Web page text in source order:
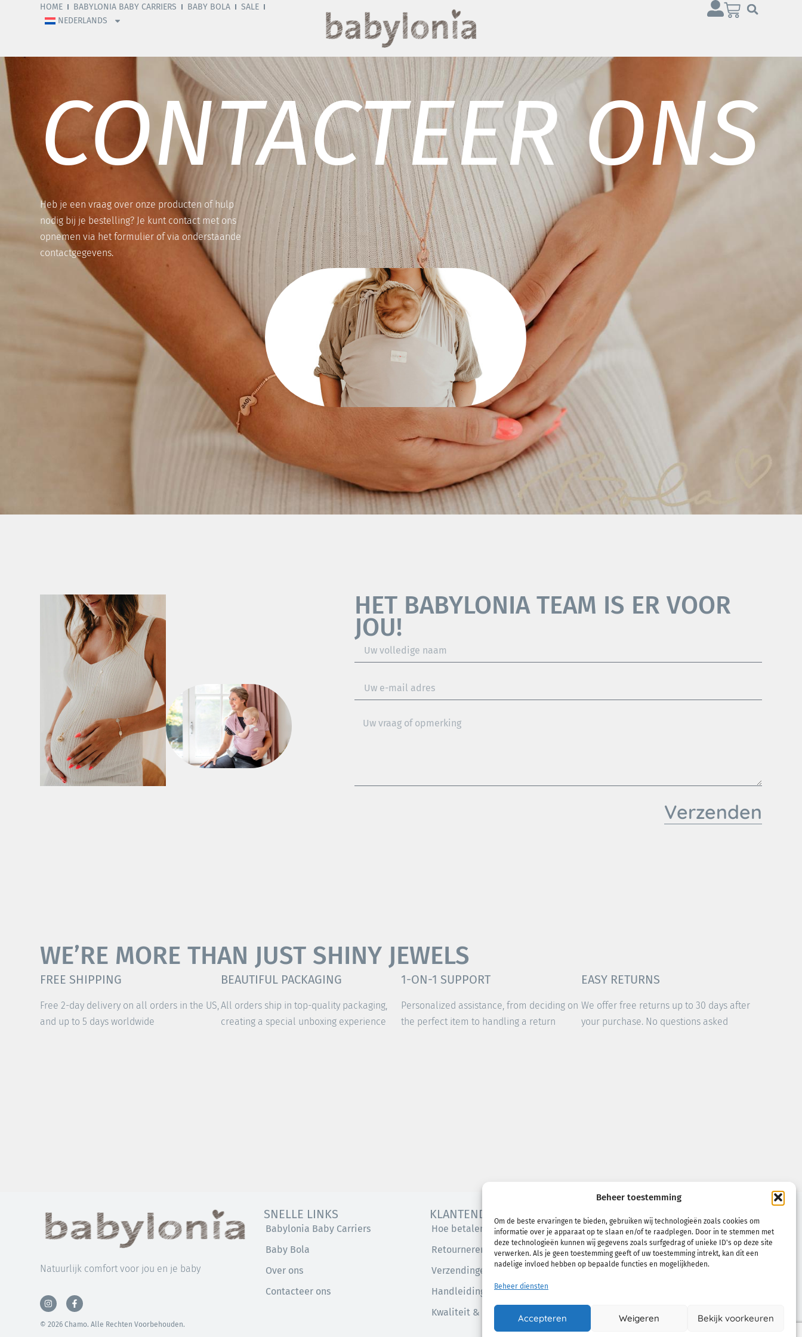
Beheer toestemming
Om de beste ervaringen te bieden, gebruiken wij technologieën zoals cookies om
informatie over je apparaat op te slaan en/of te raadplegen. Door in te stemmen met
deze technologieën kunnen wij gegevens zoals surfgedrag of unieke ID's op deze site
verwerken. Als je geen toestemming geeft of uw toestemming intrekt, kan dit een
nadelige invloed hebben op bepaalde functies en mogelijkheden.
Beheer diensten
Accepteren Weigeren Bekijk voorkeuren
HOME BABYLONIA BABY CARRIERS BABY BOLA
SALE
NEDERLANDS
CONTACTEER ONS
Heb je een vraag over onze producten of hulp
nodig bij je bestelling? Je kunt contact met ons
opnemen via het formulier of via onderstaande
contactgegevens.
HET BABYLONIA TEAM IS ER VOOR
JOU!
Verzenden
WE’RE MORE THAN JUST SHINY JEWELS
FREE SHIPPING
Free 2-day delivery on all orders in the US,
and up to 5 days worldwide
BEAUTIFUL PACKAGING
All orders ship in top-quality packaging,
creating a special unboxing experience
1-ON-1 SUPPORT
Personalized assistance, from deciding on
the perfect item to handling a return
EASY RETURNS
We offer free returns up to 30 days after
your purchase. No questions asked
Natuurlijk comfort voor jou en je baby
© 2026 Chamo. Alle Rechten Voorbehouden.
SNELLE LINKS
Babylonia Baby Carriers
Baby Bola
Over ons
Contacteer ons
KLANTENDIENST
Hoe betalen
Retourneren
Verzendingen
Handleidingen
Kwaliteit & Veiligheid
VOORWAARDEN
Verkoopsvoorwaarden
Retourneren
Privacybeleid